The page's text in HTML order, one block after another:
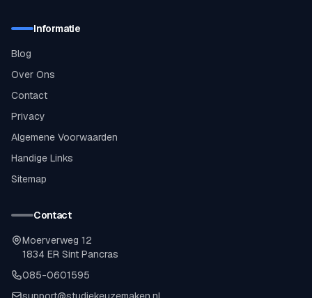
Informatie
Blog
Over Ons
Contact
Privacy
Algemene Voorwaarden
Handige Links
Sitemap
Contact
Moerverweg 12
1834 ER Sint Pancras
085-0601595